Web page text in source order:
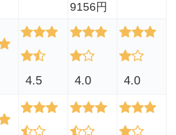
9156円
4.5
4.0 4.0